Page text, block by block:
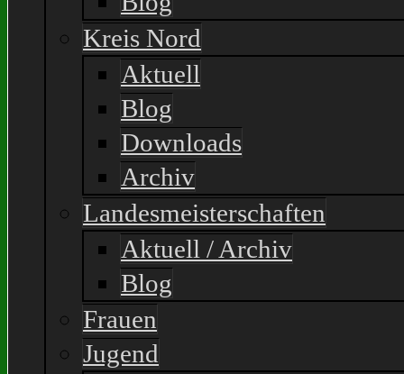
Kreis Nord
Aktuell
Blog
Downloads
Archiv
Landesmeisterschaften
Aktuell / Archiv
Blog
Frauen
Jugend